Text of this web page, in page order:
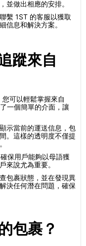
並做出相應的安排。
繫 1ST 的客服以獲取
信息和解決方案。
蹤來自
您可以輕鬆掌握來自
一個簡單的介面，讓
示當前的運送信息，包
。這樣的透明度不僅提
保用戶能夠以母語獲
來說尤為重要。
包裹狀態，並在發現異
決任何潛在問題，確保
包裹？